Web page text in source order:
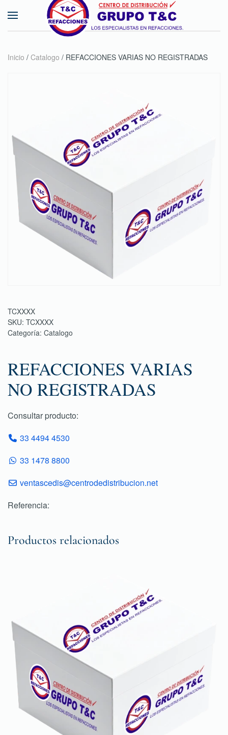
Skip to main content
Inicio / Catalogo / REFACCIONES VARIAS NO REGISTRADAS
TCXXXX
SKU: TCXXXX
Categoría: Catalogo
REFACCIONES VARIAS
NO REGISTRADAS
Consultar producto:
33 4494 4530
33 1478 8800
ventascedis@centrodedistribucion.net
Referencia:
Productos relacionados